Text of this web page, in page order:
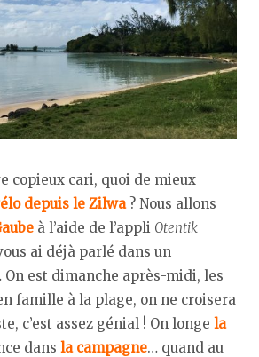
copieux cari, quoi de mieux
depuis le Zilwa? Nous allons
à l’aide de l’appli Otentik
ai déjà parlé dans un
est dimanche après-midi, les
famille à la plage, on ne croisera
c’est assez génial ! On longe la
dans la campagne… quand au